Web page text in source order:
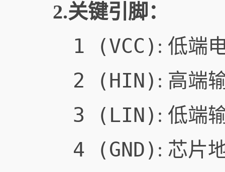
2.关键引脚：
1 (VCC) : 低端
2 (HIN) : 高端
3 (LIN) : 低端
4 (GND) : 芯片